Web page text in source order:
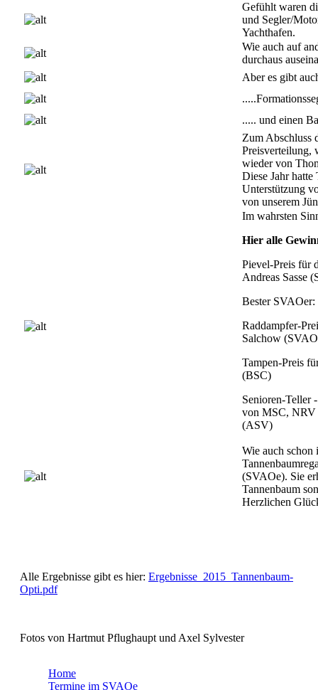
Gefühlt waren
und Segler/
Yachthafen.
Wie auch auf
durchaus
Aber es gibt
..... und einen
Zum Abschluss
Preisverteilung,
wieder von
Diese Jahr hatte
Unterstützung
von unserem
Im wahrsten
Hier alle
Pievel-Preis für
Andreas Sasse
Bester SVAOer:
Raddampfer-
Salchow
Tampen-Preis
(BSC)
Senioren-Teller
von MSC, NRV
(ASV)
Wie auch schon
(SVAOe). Sie
Tannenbaum
Herzlichen
Alle Ergebnisse gibt es hier: Ergebnisse_2015_Tannenbaum-
Opti.pdf
Fotos von Hartmut Pflughaupt und Axel Sylvester
Home
Termine im SVAOe